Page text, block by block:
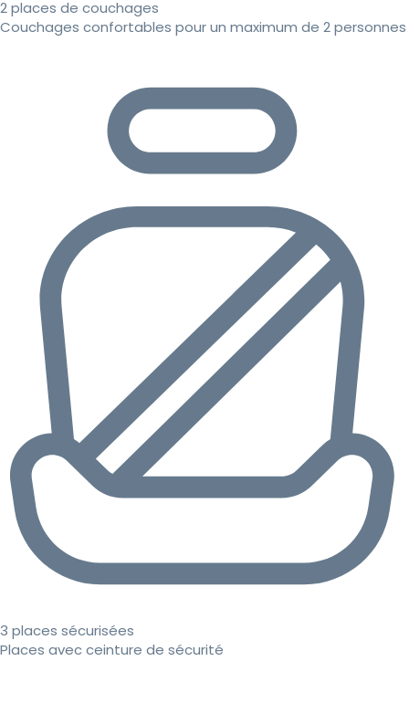
2 places de couchages
Couchages confortables pour un maximum de 2 personnes
3 places sécurisées
Places avec ceinture de sécurité